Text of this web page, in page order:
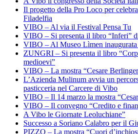
Il progetto della Pro Loco per
Filadelfia
VIBO – Al via il Festival Pensa Tu
VIBO – Si presenta il libro “Inferi”
VIBO – Al Museo Lìmen
ZUNGRI – Si presenta il libro
medioevi”
VIBO – La mostra “Cesare
L’Azienda Mulinum avvia un
pasticceria nel Carcere di Vibo
VIBO – Il 14 marzo la mostra
VIBO – Il convegno “Credito e
A Vibo le Giornate Leoluchiane”
Successo a Soriano Calabro per il
PIZZO – La mostra “Cuori